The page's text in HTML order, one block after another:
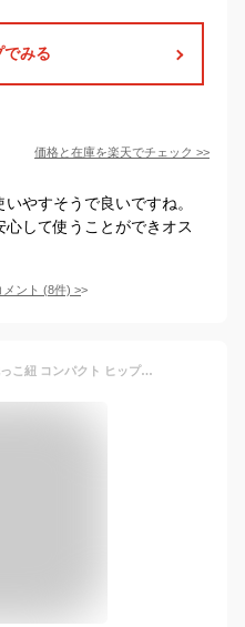
でみる
価格と在庫を楽天でチェック >>
やすそうで良いですね。
して使うことができオス
ント (8件) >
【即納】正規品 グスケット 抱っこ紐 コンパクト ヒップシート ショルダー GOOSEKET スリング 抱っこ セカンド 抱っこひも 妊婦 旅行 ポーチ付き おでかけ 片手抱っこ ベビースリング 20kg 母の日 ギフト